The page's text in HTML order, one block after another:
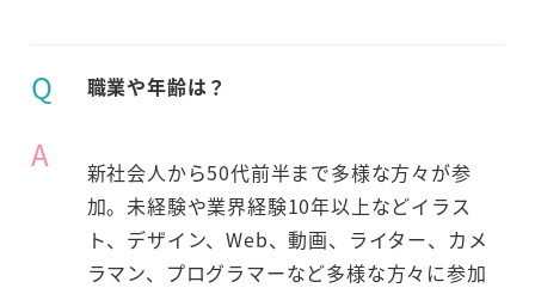
Q 職業や年齢は？
A
新社会人から50代前半まで多様な方々が参
加。未経験や業界経験10年以上などイラス
ト、デザイン、Web、動画、ライター、カメ
ラマン、プログラマーなど多様な方々に参加